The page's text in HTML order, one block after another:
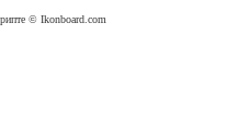
© Ikonboard.com